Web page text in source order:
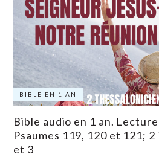
BIBLE EN 1 AN
Bible audio en 1 an.
Psaumes 119, 120 et 121;
et 3